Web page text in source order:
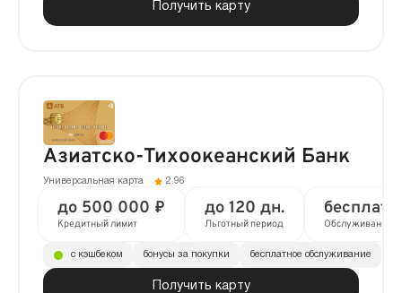
Получить карту
Азиатско-Тихоокеанский Банк
Универсальная карта 2.96
до 500 000 ₽
Кредитный лимит
до 120 дн.
Льготный период Обслуживание
Получить карту
с кэшбеком бонусы за покупки бесплатное обслуживание